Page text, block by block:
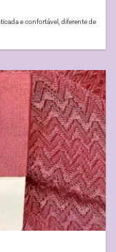
e confortável, diferente de